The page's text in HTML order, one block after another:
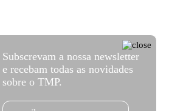
Subscrevam a nossa newsletter
e recebam todas as novidades
sobre o TMP.
Email